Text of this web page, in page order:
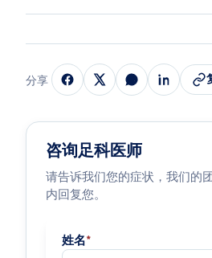
分享
咨询足科医师
请告诉我们您的症状，我们的
内回复您。
姓名*